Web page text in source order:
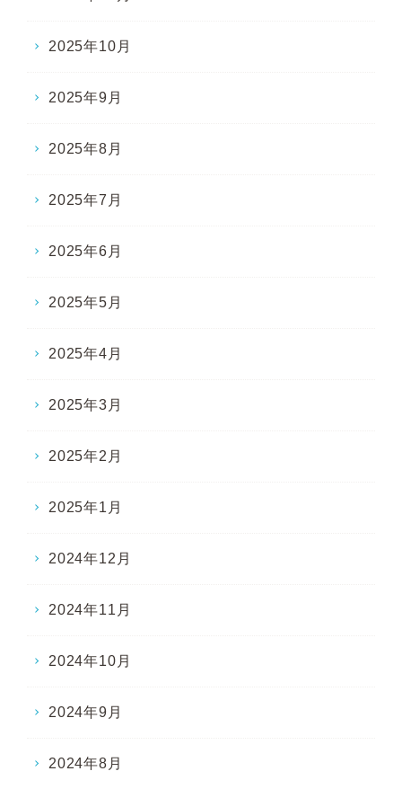
2025年10月
2025年9月
2025年8月
2025年7月
2025年6月
2025年5月
2025年4月
2025年3月
2025年2月
2025年1月
2024年12月
2024年11月
2024年10月
2024年9月
2024年8月